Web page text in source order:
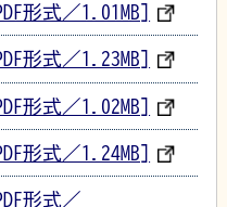
形式／1.01MB]
形式／1.23MB]
形式／1.02MB]
形式／1.24MB]
形式／